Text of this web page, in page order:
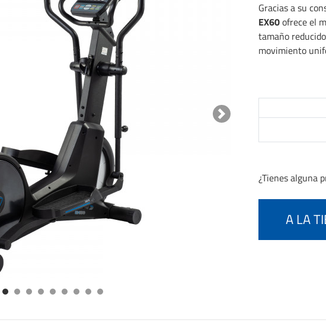
Next
Gracias a su
EX60ofrece el
tamaño
movimiento
¿Tienes alguna
A LA